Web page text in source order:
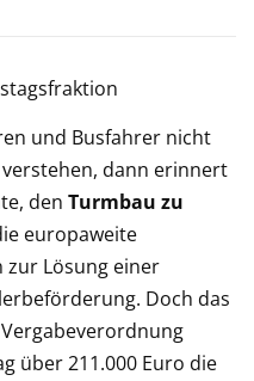
und Busfahrer nicht
dann erinnert
den Turmbau zu
europaweite
zur Lösung einer
Doch das
über 211.000 Euro die